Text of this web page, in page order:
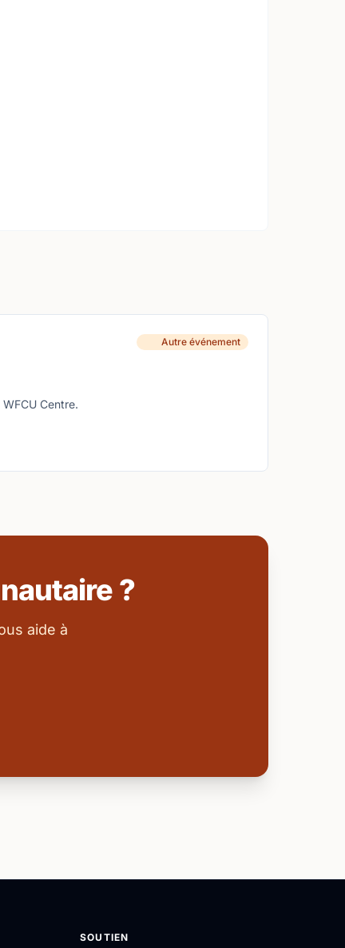
Autre événement
Centre.
?
aide à
SOUTIEN